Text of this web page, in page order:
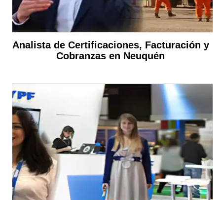
Analista de Certificaciones, Facturación y
Cobranzas en Neuquén